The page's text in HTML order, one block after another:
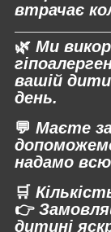
втрачає
🌿 Ми
вашій
день.
💬 Маєте
надамо
🛒
👉
дитині